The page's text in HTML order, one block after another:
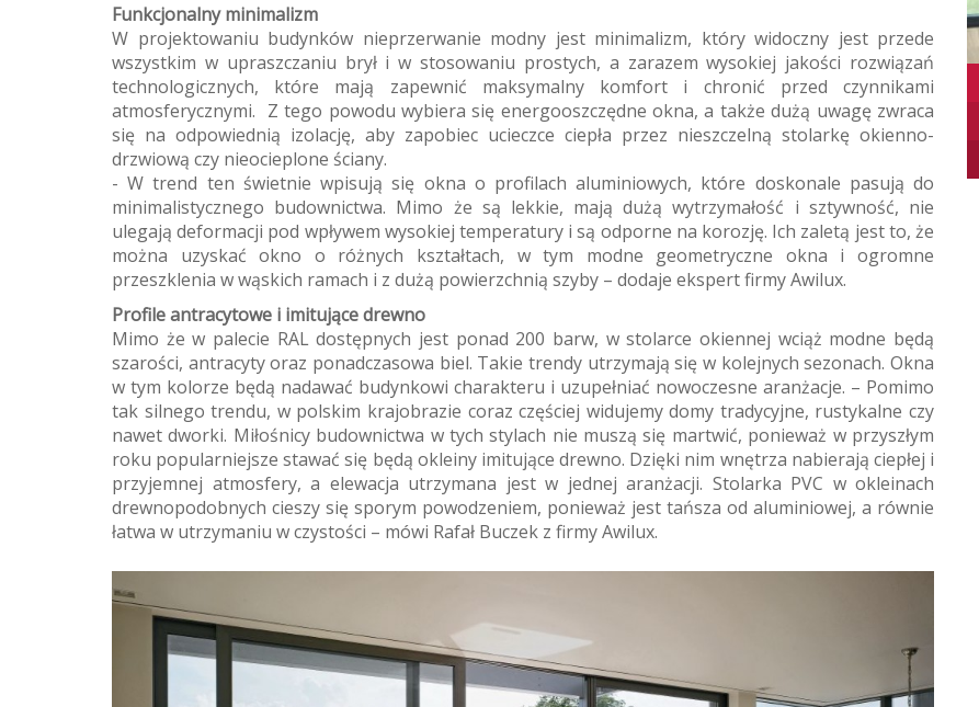
Funkcjonalny minimalizm
W projektowaniu budynków nieprzerwanie modny jest minimalizm, który widoczny jest przede
wszystkim w upraszczaniu brył i w stosowaniu prostych, a zarazem wysokiej jakości rozwiązań
technologicznych, które mają zapewnić maksymalny komfort i chronić przed czynnikami
atmosferycznymi. Z tego powodu wybiera się energooszczędne okna, a także dużą uwagę zwraca
się na odpowiednią izolację, aby zapobiec ucieczce ciepła przez nieszczelną stolarkę okienno-
drzwiową czy nieocieplone ściany.
- W trend ten świetnie wpisują się okna o profilach aluminiowych, które doskonale pasują do
minimalistycznego budownictwa. Mimo że są lekkie, mają dużą wytrzymałość i sztywność, nie
ulegają deformacji pod wpływem wysokiej temperatury i są odporne na korozję. Ich zaletą jest to, że
można uzyskać okno o różnych kształtach, w tym modne geometryczne okna i ogromne
przeszklenia w wąskich ramach i z dużą powierzchnią szyby – dodaje ekspert firmy Awilux.
Profile antracytowe i imitujące drewno
Mimo że w palecie RAL dostępnych jest ponad 200 barw, w stolarce okiennej wciąż modne będą
szarości, antracyty oraz ponadczasowa biel. Takie trendy utrzymają się w kolejnych sezonach. Okna
w tym kolorze będą nadawać budynkowi charakteru i uzupełniać nowoczesne aranżacje. – Pomimo
tak silnego trendu, w polskim krajobrazie coraz częściej widujemy domy tradycyjne, rustykalne czy
nawet dworki. Miłośnicy budownictwa w tych stylach nie muszą się martwić, ponieważ w przyszłym
roku popularniejsze stawać się będą okleiny imitujące drewno. Dzięki nim wnętrza nabierają ciepłej i
przyjemnej atmosfery, a elewacja utrzymana jest w jednej aranżacji. Stolarka PVC w okleinach
drewnopodobnych cieszy się sporym powodzeniem, ponieważ jest tańsza od aluminiowej, a równie
łatwa w utrzymaniu w czystości – mówi Rafał Buczek z firmy Awilux.